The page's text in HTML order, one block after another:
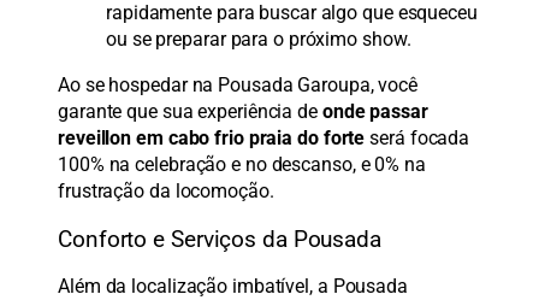
rapidamente para buscar algo que esqueceu
ou se preparar para o próximo show.
Ao se hospedar na Pousada Garoupa, você
garante que sua experiência de onde passar
reveillon em cabo frio praia do forte será focada
100% na celebração e no descanso, e 0% na
frustração da locomoção.
Conforto e Serviços da Pousada
Além da localização imbatível, a Pousada